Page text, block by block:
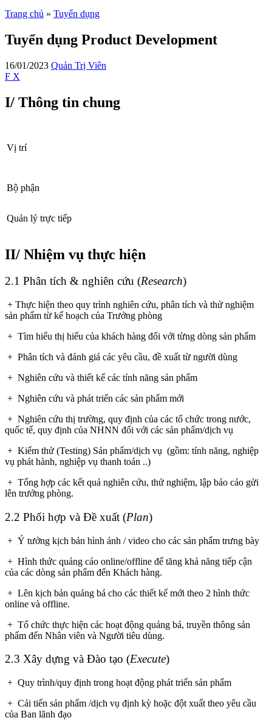
Trang chủ » Tuyển dụng
Tuyển dụng Product Development
16/01/2023 Quản Trị Viên
F X
I/ Thông tin chung
Vị trí
Bộ phận
Quản lý trực tiếp
II/ Nhiệm vụ thực hiện
2.1 Phân tích & nghiên cứu (Research)
+ Thực hiện theo quy trình nghiên cứu, phân tích và thử nghiệm
sản phẩm từ kế hoạch của Trưởng phòng
+ Tìm hiểu thị hiếu của khách hàng đối với từng dòng sản phẩm
+ Phân tích và đánh giá các yêu cầu, đề xuất từ người dùng
+ Nghiên cứu và thiết kế các tính năng sản phẩm
+ Nghiên cứu và phát triển các sản phẩm mới
+ Nghiên cứu thị trường, quy định của các tổ chức trong nước,
quốc tế, quy định của NHNN đối với các sản phẩm/dịch vụ
+ Kiểm thử (Testing) Sản phẩm/dịch vụ (gồm: tính năng, nghiệp
vụ phát hành, nghiệp vụ thanh toán ..)
+ Tổng hợp các kết quả nghiên cứu, thử nghiệm, lập báo cáo gửi
lên trưởng phòng.
2.2 Phối hợp và Đề xuất (Plan)
+ Ý tưởng kịch bản hình ảnh / video cho các sản phẩm trưng bày
+ Hình thức quảng cáo online/offline để tăng khả năng tiếp cận
của các dòng sản phẩm đến Khách hàng.
+ Lên kịch bản quảng bá cho các thiết kế mới theo 2 hình thức
online và offline.
+ Tổ chức thực hiện các hoạt động quảng bá, truyền thông sản
phẩm đến Nhân viên và Người tiêu dùng.
2.3 Xây dựng và Đào tạo (Execute)
+ Quy trình/quy định trong hoạt động phát triển sản phẩm
+ Cải tiến sản phẩm /dịch vụ định kỳ hoặc đột xuất theo yêu cầu
của Ban lãnh đạo